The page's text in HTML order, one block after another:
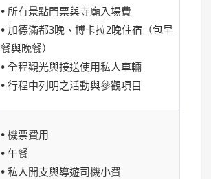
• 所有景點門票與寺廟入場費
• 加德滿都3晚、博卡拉2晚住宿（包早
餐與晚餐）
• 全程觀光與接送使用私人車輛
• 行程中列明之活動與參觀項目
• 機票費用
• 午餐
• 私人開支與導遊司機小費